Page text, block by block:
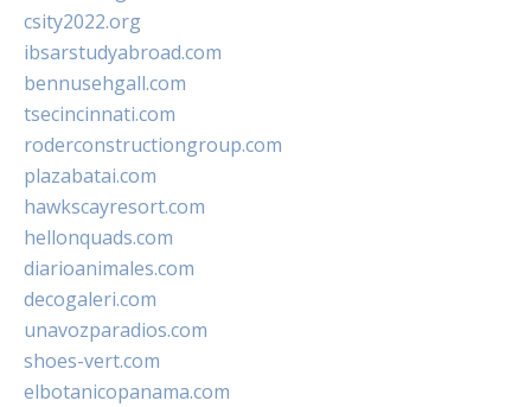
csity2022.org
ibsarstudyabroad.com
bennusehgall.com
tsecincinnati.com
roderconstructiongroup.com
plazabatai.com
hawkscayresort.com
hellonquads.com
diarioanimales.com
decogaleri.com
unavozparadios.com
shoes-vert.com
elbotanicopanama.com